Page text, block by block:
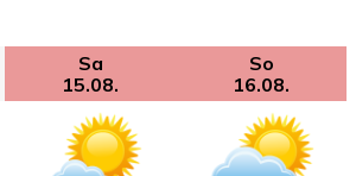
Sa
15.08.
So
16.08.